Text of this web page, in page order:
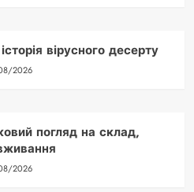
вірусного десерту
2026
погляд на склад,
2026